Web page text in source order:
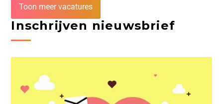
Toon meer vacatures
Inschrijven nieuwsbrief